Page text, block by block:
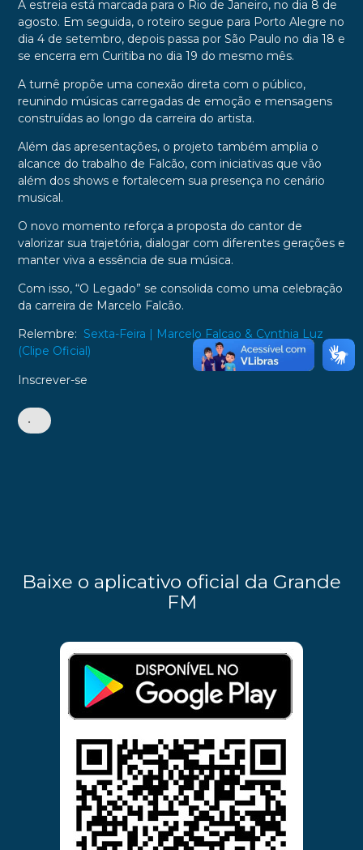
A estreia está marcada para o Rio de Janeiro, no dia 8 de
agosto. Em seguida, o roteiro segue para Porto Alegre no
dia 4 de setembro, depois passa por São Paulo no dia 18 e
se encerra em Curitiba no dia 19 do mesmo mês.
A turnê propõe uma conexão direta com o público,
reunindo músicas carregadas de emoção e mensagens
construídas ao longo da carreira do artista.
Além das apresentações, o projeto também amplia o
alcance do trabalho de Falcão, com iniciativas que vão
além dos shows e fortalecem sua presença no cenário
musical.
O novo momento reforça a proposta do cantor de
valorizar sua trajetória, dialogar com diferentes gerações e
manter viva a essência de sua música.
Com isso, “O Legado” se consolida como uma celebração
da carreira de Marcelo Falcão.
Relembre: Sexta-Feira | Marcelo Falcao & Cynthia Luz
(Clipe Oficial)
Inscrever-se
•
Baixe o aplicativo oficial da Grande
FM